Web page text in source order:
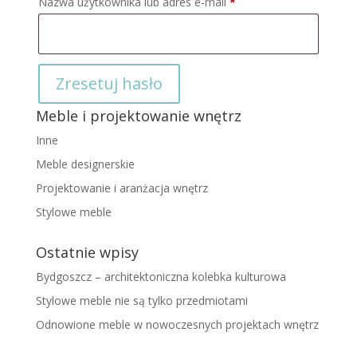
Zresetuj hasło
Meble i projektowanie wnętrz
Inne
Meble designerskie
Projektowanie i aranżacja wnętrz
Stylowe meble
Ostatnie wpisy
Bydgoszcz – architektoniczna kolebka kulturowa
Stylowe meble nie są tylko przedmiotami
Odnowione meble w nowoczesnych projektach wnętrz